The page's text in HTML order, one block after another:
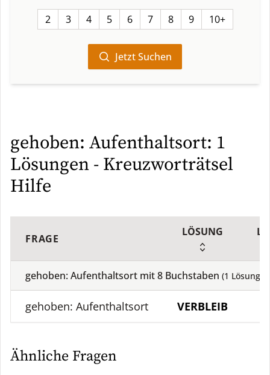
2 3 4 5 6 7 8 9 10+
Jetzt Suchen
gehoben: Aufenthaltsort: 1
Lösungen - Kreuzworträtsel
Hilfe
FRAGE
LÖSUNG
gehoben: Aufenthaltsort mit8 Buchstaben (1 Lösung)
gehoben: Aufenthaltsort VERBLEIB
Ähnliche Fragen